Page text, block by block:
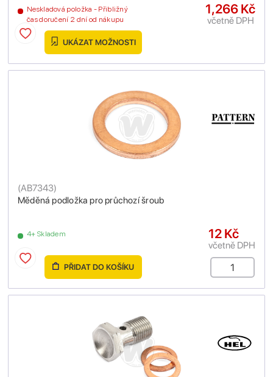
Neskladová položka - Přibližný
čas doručení 2 dní od nákupu
1,266 Kč
včetně DPH
UKÁZAT MOŽNOSTI
Měděná podložka pro průchozí šroub
(AB7343)
4+ Skladem 12 Kč
včetně DPH
PŘIDAT DO KOŠÍKU